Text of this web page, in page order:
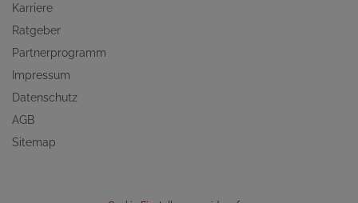
Karriere
Ratgeber
Partnerprogramm
Impressum
Datenschutz
AGB
Sitemap